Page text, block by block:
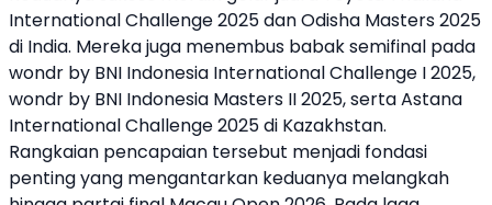
International Challenge 2025 dan Odisha Masters 2025
di India. Mereka juga menembus babak semifinal pada
wondr by BNI Indonesia International Challenge I 2025,
wondr by BNI Indonesia Masters II 2025, serta Astana
International Challenge 2025 di Kazakhstan.
Rangkaian pencapaian tersebut menjadi fondasi
penting yang mengantarkan keduanya melangkah